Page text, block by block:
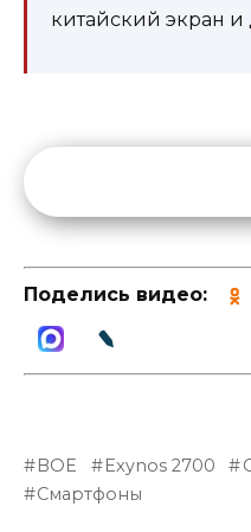
китайский экран
Поделись видео:
BOE Exynos 2700
Смартфоны